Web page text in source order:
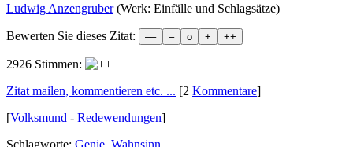
Ludwig Anzengruber(Werk: Einfälle und Schlagsätze)
Bewerten Sie dieses Zitat:
2926 Stimmen:
Zitat mailen, kommentieren etc. ... [2 Kommentare]
[Volksmund - Redewendungen]
Schlagworte: Genie Wahnsinn